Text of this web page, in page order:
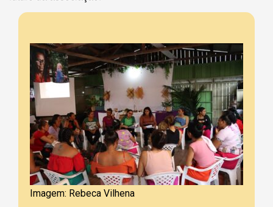
Imagem: Rebeca Vilhena